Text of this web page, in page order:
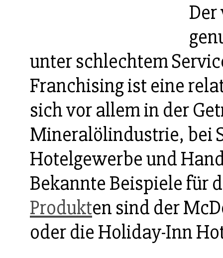
unter schlechtem
Franchising ist eine
sich vor allem in der
Mineralölindustrie, bei
Hotelgewerbe und
Bekannte Beispiele für
Produkten sind der
oder die Holiday-Inn